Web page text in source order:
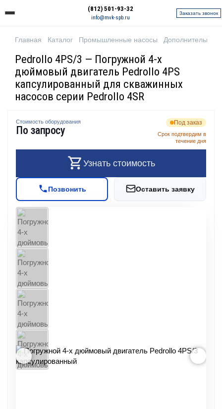
(812) 501-93-32
info@mvk-spb.ru
Заказать звонок
Главная Каталог Промышленные насосы Дополнительное
Pedrollo 4PS/3 — Погружной 4-х
дюймовый двигатель Pedrollo 4PS
капсулированный для скважинных
насосов серии Pedrollo 4SR
Стоимость оборудования
По запросу
Под заказ
Срок подтвердим в
течение дня
Узнать стоимость
Позвонить Оставить заявку